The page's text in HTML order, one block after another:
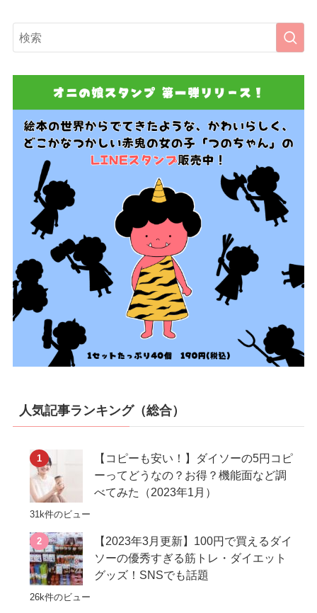
人気記事ランキング（総合）
【コピーも安い！】ダイソーの5円コピ
ーってどうなの？お得？機能面など調
べてみた（2023年1月）
31k件のビュー
【2023年3月更新】100円で買えるダイ
ソーの優秀すぎる筋トレ・ダイエット
グッズ！SNSでも話題
26k件のビュー